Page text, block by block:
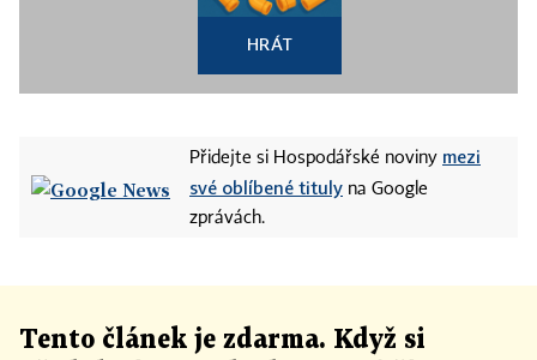
HRÁT
Přidejte si Hospodářské noviny mezi
své oblíbené tituly na Google
zprávách.
Tento článek je zdarma. Když si